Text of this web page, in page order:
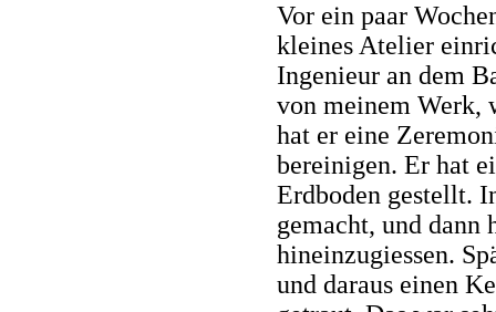
Vor ein paar
kleines Atelier
Ingenieur an dem
von meinem Werk,
hat er eine
bereinigen. Er hat
Erdboden gestellt.
gemacht, und dann
hineinzugiessen.
und daraus einen